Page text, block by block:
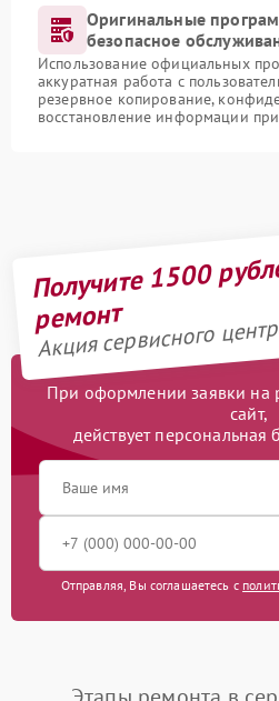
Оригинальные
безопасное
Использование официальных
аккуратная работа с
резервное копирование,
восстановление информации
Получите 1500
ремонт
Акция сервисного
При оформлении заявки на
сайт,
действует персональная
Отправляя, Вы соглашаетесь с